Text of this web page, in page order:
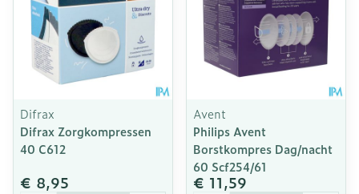
Difrax
Difrax Zorgkompressen
40 C612
€ 8,95
Avent
Philips Avent
Borstkompres Dag/nacht
60 Scf254/61
€ 11,59